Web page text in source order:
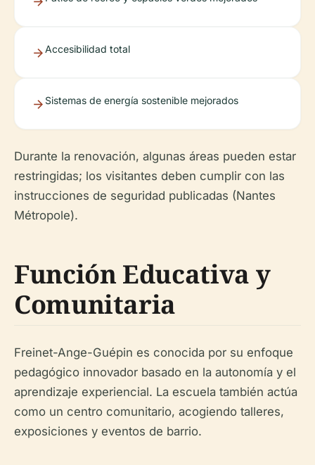
Accesibilidad total
Sistemas de energía sostenible mejorados
Durante la renovación, algunas áreas pueden estar
restringidas; los visitantes deben cumplir con las
instrucciones de seguridad publicadas (Nantes
Métropole).
Función Educativa y
Comunitaria
Freinet-Ange-Guépin es conocida por su enfoque
pedagógico innovador basado en la autonomía y el
aprendizaje experiencial. La escuela también actúa
como un centro comunitario, acogiendo talleres,
exposiciones y eventos de barrio.